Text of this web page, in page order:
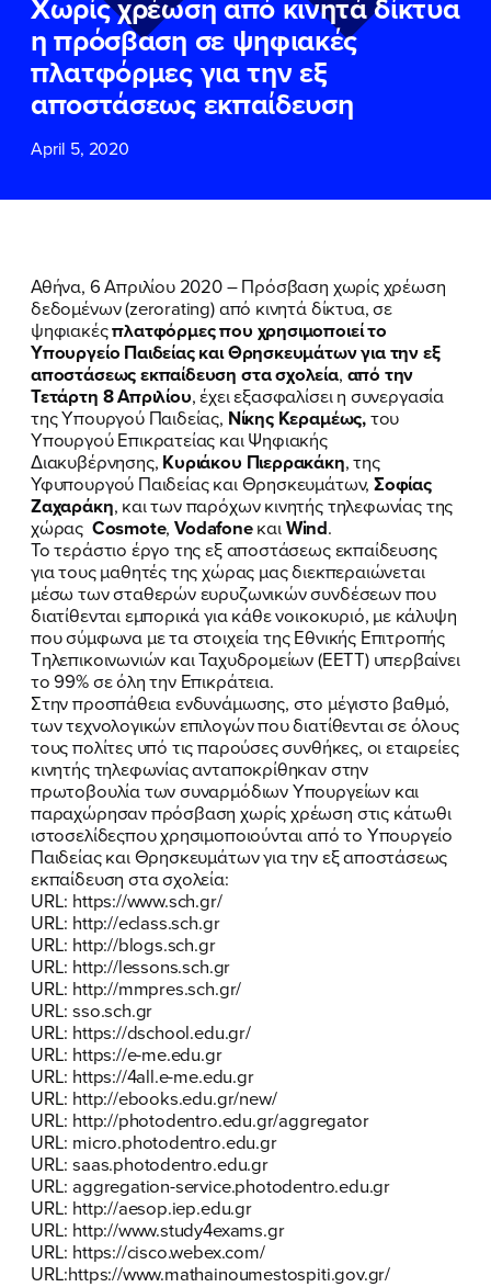
ΠΟΙΑ ΕΙΜΑΙ
ΕΡΓΟ
ΕΚΔΗΛΩΣΕΙΣ
ΝΕΑ
ΕΛΑ ΚΙ ΕΣΥ
FB IN TW YT LN
η πρόσβαση σε ψηφιακές
πλατφόρμες για την εξ
αποστάσεως εκπαίδευση
April 5, 2020
Αθήνα, 6 Απριλίου 2020 – Πρόσβαση χωρίς χρέωση
δεδομένων (zerorating) από κινητά δίκτυα, σε
ψηφιακέςπλατφόρμες που χρησιμοποιεί το
Υπουργείο Παιδείας και Θρησκευμάτων για την εξ
αποστάσεως εκπαίδευση στα σχολεία, από την
Τετάρτη 8 Απριλίου, έχει εξασφαλίσει η συνεργασία
της Υπουργού Παιδείας, Νίκης Κεραμέως,του
Υπουργού Επικρατείας και Ψηφιακής
Διακυβέρνησης, Κυριάκου Πιερρακάκη, της
Υφυπουργού Παιδείας και Θρησκευμάτων, Σοφίας
Ζαχαράκη, και των παρόχων κινητής τηλεφωνίας της
χώρας Cosmote,VodafoneκαιWind.
Το τεράστιο έργο της εξ αποστάσεως εκπαίδευσης
για τους μαθητές της χώρας μας διεκπεραιώνεται
μέσω των σταθερών ευρυζωνικών συνδέσεων που
διατίθενται εμπορικά για κάθε νοικοκυριό, με κάλυψη
που σύμφωνα με τα στοιχεία της Εθνικής Επιτροπής
Τηλεπικοινωνιών και Ταχυδρομείων (ΕΕΤΤ) υπερβαίνει
το 99% σε όλη την Επικράτεια.
Στην προσπάθεια ενδυνάμωσης, στο μέγιστο βαθμό,
των τεχνολογικών επιλογών που διατίθενται σε όλους
τους πολίτες υπό τις παρούσες συνθήκες, οι εταιρείες
κινητής τηλεφωνίας ανταποκρίθηκαν στην
πρωτοβουλία των συναρμόδιων Υπουργείων και
παραχώρησαν πρόσβαση χωρίς χρέωση στις κάτωθι
ιστοσελίδεςπου χρησιμοποιούνται από το Υπουργείο
Παιδείας και Θρησκευμάτων για την εξ αποστάσεως
εκπαίδευση στα σχολεία:
URL: https://www.sch.gr/
URL: http://eclass.sch.gr
URL: http://blogs.sch.gr
URL: http://lessons.sch.gr
URL: http://mmpres.sch.gr/
URL:sso.sch.gr
URL: https://dschool.edu.gr/
URL: https://e-me.edu.gr
URL: https://4all.e-me.edu.gr
URL: http://ebooks.edu.gr/new/
URL: http://photodentro.edu.gr/aggregator
URL: micro.photodentro.edu.gr
URL:saas.photodentro.edu.gr
URL:aggregation-service.photodentro.edu.gr
URL: http://aesop.iep.edu.gr
URL: http://www.study4exams.gr
URL: https://cisco.webex.com/
URL:https://www.mathainoumestospiti.gov.gr/
ΕΠΙΘΕΤΟ*
ΤΗΛΕΦΩΝΟ*
Δεδομένων
και τους τους
Όρους
Χρήσης του δικτυακού τόπου του
Πολιτικού Γραφείου της Βουλευτού
Νίκης Κεραμέως
ΥΠΟΒΟΛΗ
ΕΠΙΘΕΤΟ*
ΤΗΛΕΦΩΝΟ
Δεδομένων
και τους τους
Όρους
Χρήσης του δικτυακού τόπου του
Πολιτικού Γραφείου της Βουλευτού
Νίκης Κεραμέως
ΥΠΟΒΟΛΗ